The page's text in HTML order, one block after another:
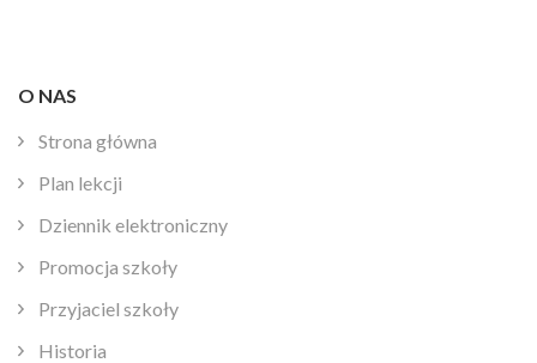
O NAS
Strona główna
Plan lekcji
Dziennik elektroniczny
Promocja szkoły
Przyjaciel szkoły
Historia